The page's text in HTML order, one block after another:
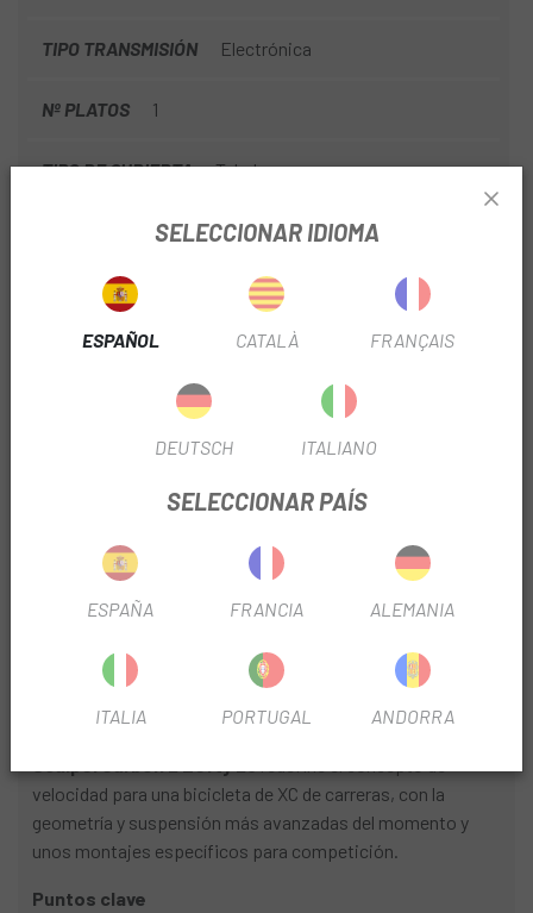
TIPO TRANSMISIÓN Electrónica
Nº PLATOS 1
TIPO DE CUBIERTA Tubeless
RECORRIDO SUSPENSIÓN 120
DIÁMETRO MANILLAR 31
TIJA TELESCÓPICA
TIPO TIJA TELESCÓPICA Cableado interno
Toma el control
velocidad para una bicicleta de XC de carreras, con la
geometría y suspensión más avanzadas del momento y
unos montajes específicos para competición.
Puntos clave
SELECCIONAR IDIOMA
ESPAÑOL CATALÀ FRANÇAIS
DEUTSCH ITALIANO
SELECCIONAR PAÍS
ESPAÑA FRANCIA ALEMANIA
ITALIA PORTUGAL ANDORRA